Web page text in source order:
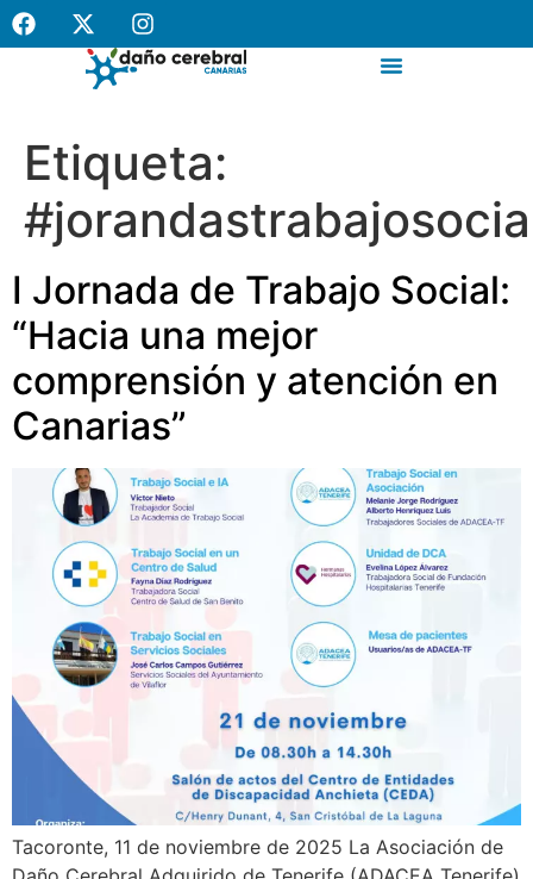
contenido
Etiqueta:
I Jornada de Trabajo Social:
“Hacia una mejor
comprensión y atención en
Canarias”
Tacoronte, 11 de noviembre de 2025 La Asociación de